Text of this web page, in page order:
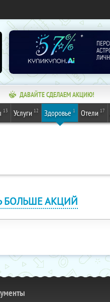
ДАВАЙТЕ СДЕЛАЕМ АКЦИЮ!
13 Услуги 12 Здоровье 1 Отели 17
БОЛЬШЕ АКЦИЙ